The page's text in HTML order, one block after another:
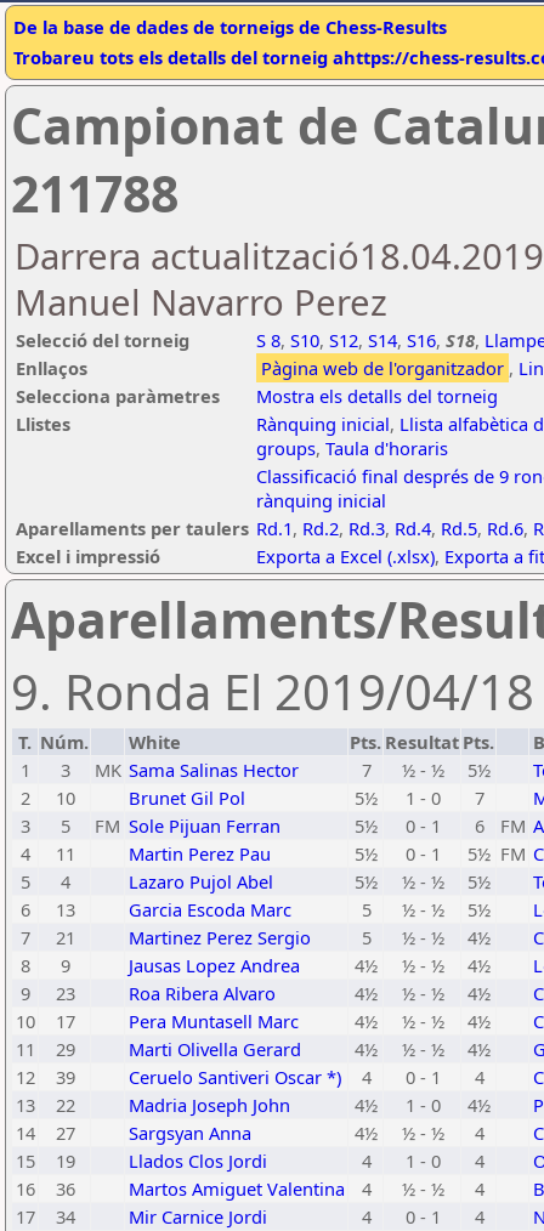
De la base de dades de torneigs de Chess-Results
Trobareu tots els detalls del torneig ahttps://chess-
Campionat de
211788
Darrera
Manuel Navarro Perez
Selecció del torneig S 8, S10, S12, S14, S16, S18,
Enllaços
Pàgina web de l'organitzador ,
Selecciona paràmetres
Mostra els detalls del torneig
Llistes
Rànquing inicial, Llista alfabètica
groups, Taula d'horaris
Classificació final després de 9
rànquing inicial
Aparellaments per taulers Rd.1, Rd.2, Rd.3, Rd.4, Rd.5, Rd.6,
Excel i impressió
Exporta a Excel (.xlsx), Exporta a
Aparellaments/
9. Ronda El 2019/04/
T. Núm. White Pts. Resultat Pts.
1
3 MK Sama Salinas Hector 7 ½ - ½ 5½
2
10 Brunet Gil Pol 5½ 1 - 0 7
3
5 FM Sole Pijuan Ferran 5½ 0 - 1 6 FM
4
11 Martin Perez Pau 5½ 0 - 1 5½ FM
5
4 Lazaro Pujol Abel 5½ ½ - ½ 5½
6
13 Garcia Escoda Marc 5 ½ - ½ 5½
7
21 Martinez Perez Sergio 5 ½ - ½ 4½
8
9 Jausas Lopez Andrea 4½ ½ - ½ 4½
9
23 Roa Ribera Alvaro 4½ ½ - ½ 4½
10
17 Pera Muntasell Marc 4½ ½ - ½ 4½
11
29 Marti Olivella Gerard 4½ ½ - ½ 4½
12
39 Ceruelo Santiveri Oscar *) 4 0 - 1 4
13
22 Madria Joseph John 4½ 1 - 0 4½
14
27 Sargsyan Anna 4½ ½ - ½ 4
15
19 Llados Clos Jordi 4 1 - 0 4
16
36 Martos Amiguet Valentina 4 ½ - ½ 4
17
34 Mir Carnice Jordi 4 0 - 1 4